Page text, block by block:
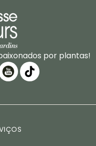
por plantas!